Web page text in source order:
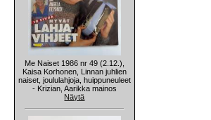
Me Naiset 1986 nr 49 (2.12.),
Kaisa Korhonen, Linnan juhlien
naiset, joululahjoja, huippuneuleet
- Krizian, Aarikka mainos
Näytä